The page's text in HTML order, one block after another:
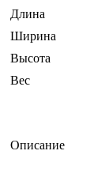
Длина
Ширина
Высота
Вес
Описание